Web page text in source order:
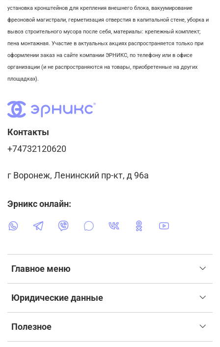
установка кронштейнов для крепления внешнего блока, вакуумирование
фреоновой магистрали, герметизация отверстия в капитальной стене, уборка и
вывоз строительного мусора после себя, материалы: крепежный комплект;
пена монтажная. Участие в актуальных акциях распространяется только при
оформлении заказ на сайте компании ЭРНИКС, по телефону или в офисе
организации (и не распространяются на товары, приобретенные на других
площадках).
Главное меню
Юридические данные
Полезное
Контакты
+74732120620
г Воронеж, Ленинский пр-кт, д 96а
Эрникс онлайн: